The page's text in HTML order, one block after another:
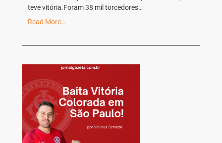
teve vitória.Foram 38 mil torcedores…
Read More…